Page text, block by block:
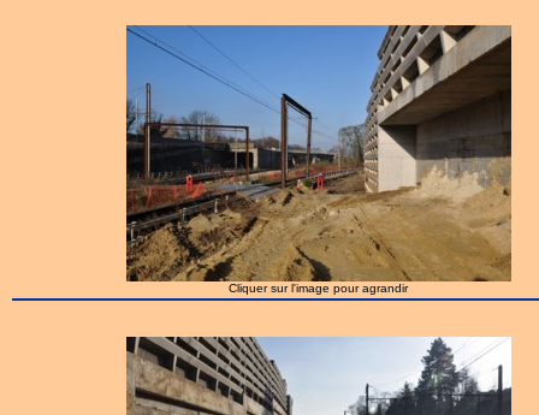
Cliquer sur l'image pour agrandir